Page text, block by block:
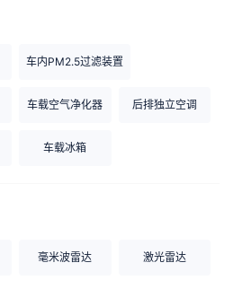
车内PM2.5过滤装置
车载空气净化器 后排独立空调
车载冰箱
毫米波雷达 激光雷达